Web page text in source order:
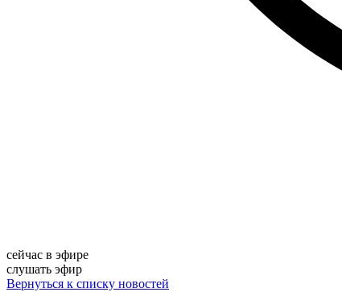
сейчас в эфире
слушать эфир
Вернуться к списку новостей